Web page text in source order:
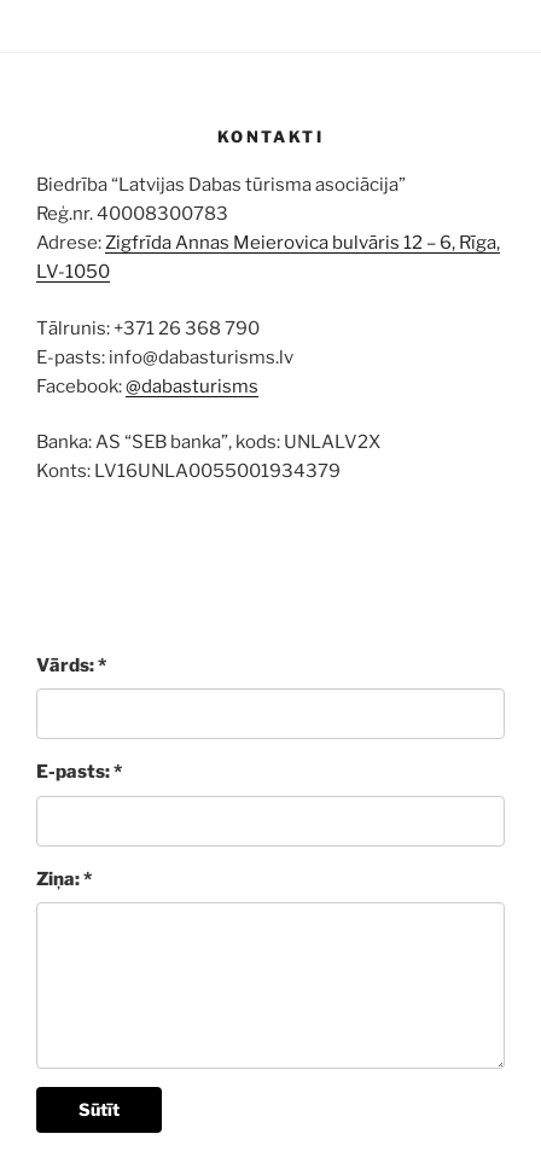
KONTAKTI
Biedrība “Latvijas Dabas tūrisma asociācija”
Reģ.nr. 40008300783
Adrese:Zigfrīda Annas Meierovica bulvāris 12 – 6, Rīga,
LV-1050
Tālrunis: +371 26 368 790
E-pasts: info@dabasturisms.lv
Facebook:@dabasturisms
Banka: AS “SEB banka”, kods: UNLALV2X
Konts: LV16UNLA0055001934379
Vārds: *
E-pasts: *
Ziņa: *
Sūtīt